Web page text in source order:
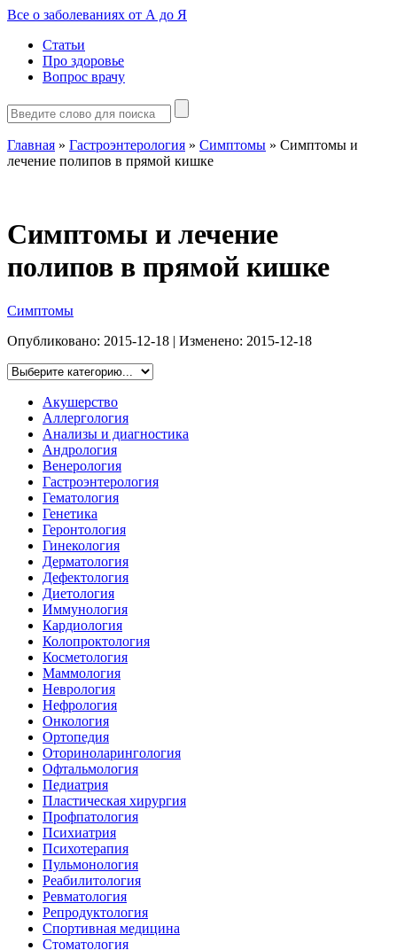
Все о заболеваниях от А до Я
Статьи
Про здоровье
Вопрос врачу
Главная » Гастроэнтерология » Симптомы » Симптомы и
лечение полипов в прямой кишке
Симптомы и лечение
полипов в прямой кишке
Симптомы
Опубликовано: 2015-12-18 | Изменено: 2015-12-18
Акушерство
Аллергология
Анализы и диагностика
Андрология
Венерология
Гастроэнтерология
Гематология
Генетика
Геронтология
Гинекология
Дерматология
Дефектология
Диетология
Иммунология
Кардиология
Колопроктология
Косметология
Маммология
Неврология
Нефрология
Онкология
Ортопедия
Оториноларингология
Офтальмология
Педиатрия
Пластическая хирургия
Профпатология
Психиатрия
Психотерапия
Пульмонология
Реабилитология
Ревматология
Репродуктология
Спортивная медицина
Стоматология